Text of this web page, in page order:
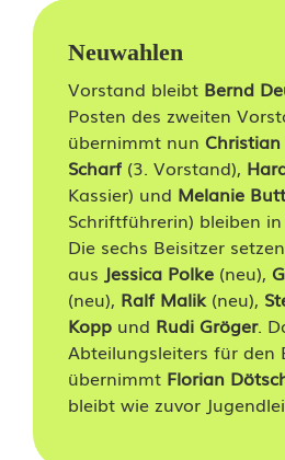
i
Neuwahlen
Vorstand bleibt Bernd
Posten des zweiten
übernimmt nun
Scharf (3. Vorstand),
Kassier) und Melanie
Schriftführerin) bleiben
Die sechs Beisitzer
aus Jessica Polke (neu),
(neu), Ralf Malik (neu),
Kopp und Rudi Gröger.
Abteilungsleiters für den
übernimmt Florian
bleibt wie zuvor